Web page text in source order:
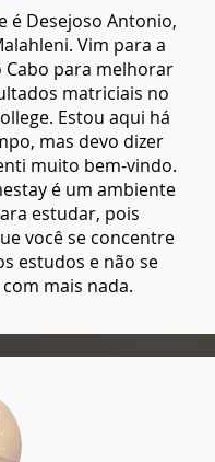
é Desejoso Antonio,
Vim para a
Cabo para melhorar
matriciais no
Estou aqui há
mas devo dizer
muito bem-vindo.
é um ambiente
estudar, pois
você se concentre
estudos e não se
mais nada.